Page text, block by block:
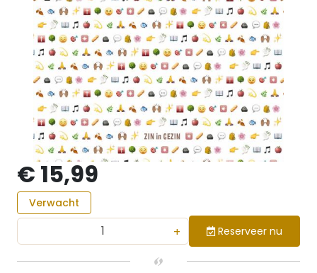
€ 15,99
Verwacht
+ Reserveer nu